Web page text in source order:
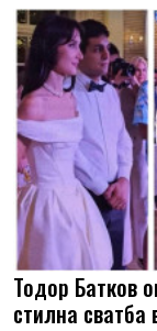
Тодор Батков
стилна сватба